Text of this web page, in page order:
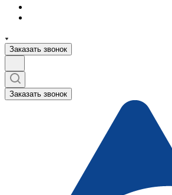
Заказать звонок
Заказать звонок